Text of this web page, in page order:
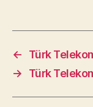
←
Türk
→
Türk